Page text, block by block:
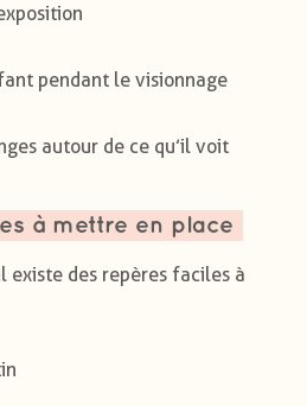
pendant le visionnage
autour de ce qu’il voit
à mettre en place
existe des repères faciles à